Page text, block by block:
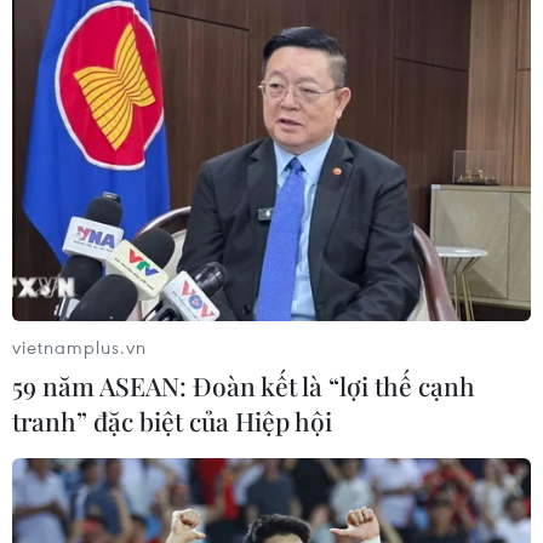
Kho dự trữ khí đốt của EU còn chưa
đầy 60% ngay trước mùa Đông
07/08/2026 01:50
Phòng vệ thương mại và bài học
"chuẩn bị kỹ-thắng lớn" của doanh
nghiệp Việt
07/08/2026 01:14
Xem thêm
vietnamplus.vn
59 năm ASEAN: Đoàn kết là “lợi thế cạnh
tranh” đặc biệt của Hiệp hội